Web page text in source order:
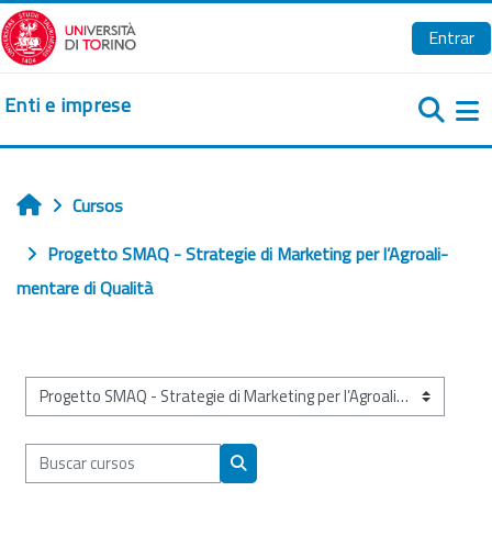
Salta al contenido principal
Entrar
Enti e imprese
Inicio
Cursos
Progetto SMAQ - Strategie di Marketing per l’Agroali­
mentare di Qualità
Categorías
Buscar cursos
Buscar cursos